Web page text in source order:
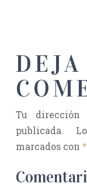
Tu dirección
publicada.
marcados con *